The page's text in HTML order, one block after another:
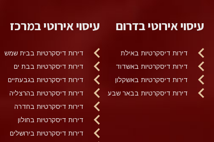
עיסוי אירוטי בדרום
דירות דיסקרטיות באילת
דירות דיסקרטיות באשדוד
דירות דיסקרטיות באשקלון
דירות דיסקרטיות בבאר שבע
עיסוי אירוטי במרכז
דירות דיסקרטיות בבית שמש
דירות דיסקרטיות בבת ים
דירות דיסקרטיות בגבעתיים
דירות דיסקרטיות בהרצליה
דירות דיסקרטיות בחדרה
דירות דיסקרטיות בחולון
דירות דיסקרטיות בירושלים